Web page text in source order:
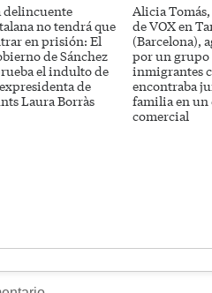
delincuente
no tendrá que
en prisión: El
de Sánchez
el indulto de
de
Laura Borràs
Alicia
de VOX en
(Barcelona),
por un grupo
inmigrantes
encontraba
familia en un
comercial